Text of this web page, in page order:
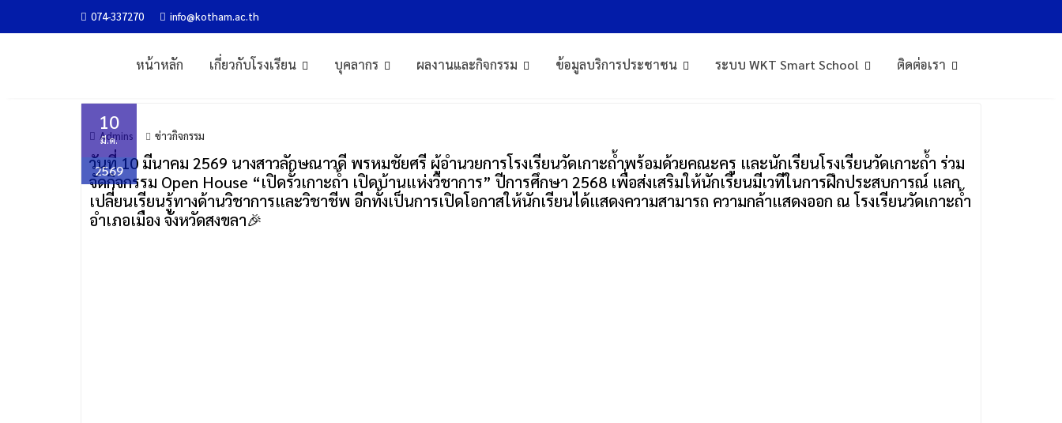
074-337270 info@kotham.ac.th
หน้าหลัก เกี่ยวกับโรงเรียน บุคลากร ผลงานและกิจกรรม ข้อมูลบริการประชาชน ระบบ WKT Smart School ติดต่อเรา
กิจกรรม OPEN HOUSE “เปิดรั้วเกาะถ้ำ เปิดบ้านแห่งวิชาการ” ปีการศึกษา 2568
ข่าวกิจกรรม กิจกรรม Open House “เปิดรั้วเกาะถ้ำ เปิดบ้านแห่งวิชาการ” ปีการศึกษา 2568
10
มี.ค.
2569
Admins ข่าวกิจกรรม
วันที่ 10 มีนาคม 2569 นางสาวลักษณาวดี พรหมชัยศรี ผู้อำนวยการโรงเรียนวัดเกาะถ้ำพร้อมด้วยคณะครู และนักเรียนโรงเรียนวัดเกาะถ้ำ ร่วม
จัดกิจกรรม Open House “เปิดรั้วเกาะถ้ำ เปิดบ้านแห่งวิชาการ” ปีการศึกษา 2568 เพื่อส่งเสริมให้นักเรียนมีเวทีในการฝึกประสบการณ์ แลก
เปลี่ยนเรียนรู้ทางด้านวิชาการและวิชาชีพ อีกทั้งเป็นการเปิดโอกาสให้นักเรียนได้แสดงความสามารถ ความกล้าแสดงออก ณ โรงเรียนวัดเกาะถ้ำ
อำเภอเมือง จังหวัดสงขลา🎉